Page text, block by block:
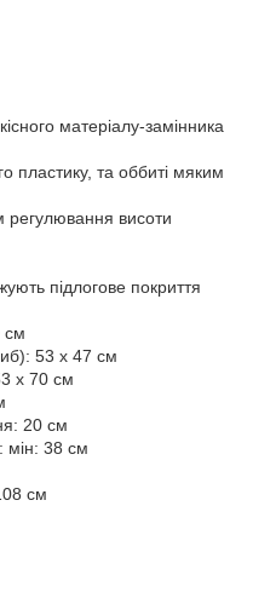
матеріалу-замінника
пластику, та оббиті мяким
регулювання висоти
підлогове покриття
см
53 x 47 см
x 70 см
20 см
мін: 38 см
см